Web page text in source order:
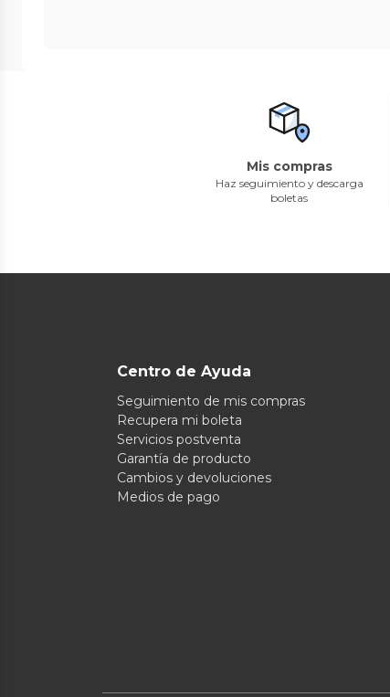
Mis compras
Haz seguimiento y descarga
boletas
Centro de Ayuda
Seguimiento de mis compras
Recupera mi boleta
Servicios postventa
Garantía de producto
Cambios y devoluciones
Medios de pago